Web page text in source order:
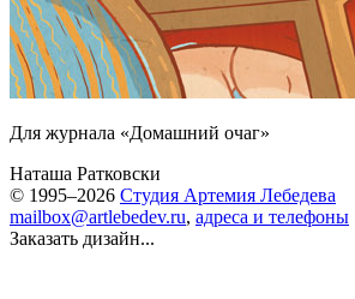
Для журнала «Домашний очаг»
Наташа Ратковски
© 1995–2026 Студия Артемия Лебедева
mailbox@artlebedev.ru, адреса и телефоны
Заказать дизайн...